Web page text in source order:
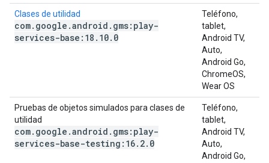
Clases de utilidad
com. google .android . gms:play-
services-base:18 . 10. 0
Teléfono,
tablet,
Android TV,
Auto,
Android Go,
ChromeOS,
Wear OS
Pruebas de objetos simulados para clases de
utilidad
com. google .android . gms:play-
services-base-testing:16. 2. 0
Teléfono,
tablet,
Android TV,
Auto,
Android Go,